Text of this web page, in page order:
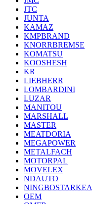
JTC
JUNTA
KAMAZ
KMPBRAND
KNORRBREMSE
KOMATSU
KOOSHESH
KR
LIEBHERR
LOMBARDINI
LUZAR
MANITOU
MARSHALL
MASTER
MEATDORIA
MEGAPOWER
METALFACH
MOTORPAL
MOVELEX
NDAUTO
NINGBOSTARKEA
OEM